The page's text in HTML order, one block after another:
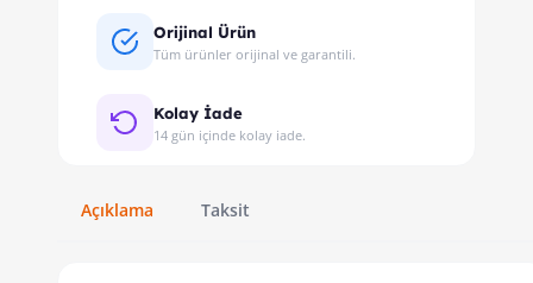
Orijinal Ürün
Tüm ürünler orijinal ve garantili.
Kolay İade
14 gün içinde kolay iade.
Açıklama Taksit